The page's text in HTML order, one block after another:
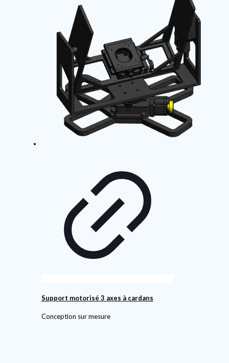
Support motorisé 3 axes à cardans
Conception sur mesure